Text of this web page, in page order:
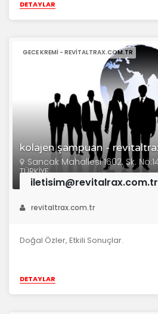
DETAYLAR
kolajen şampuan -
GECE KREMI - REVITALTRAX.COM.TR
Sancak Mahallesi 1602. Sk.
TÜRKİYE
iletisim@revitalrax.com.tr
revitaltrax.com.tr
Doğal Özler, Etkili Sonuçlar.
DETAYLAR